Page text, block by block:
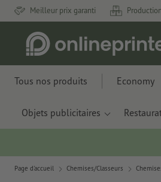
Meilleur prix garanti
Tous nos produits Economy
Objets publicitaires
Page d'accueil Chemises/Classeurs